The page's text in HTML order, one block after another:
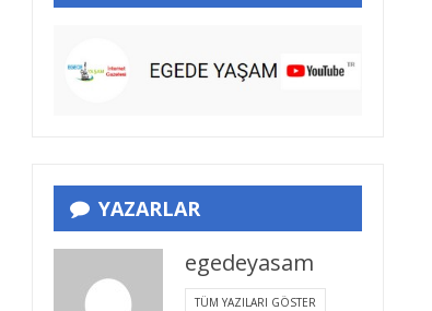
YAZARLAR
egedeyasam
TÜM YAZILARI GÖSTER